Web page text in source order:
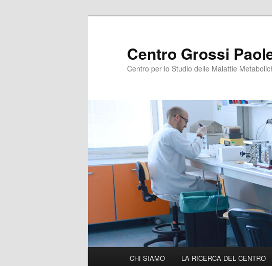
Centro Grossi
Centro per lo Studio delle Malattie
Vai
CHI SIAMO LA RICERCA DEL CENTRO